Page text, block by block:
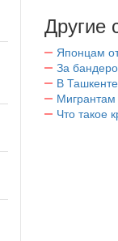
Другие
Японцам
За
В
Мигрантам
Что такое